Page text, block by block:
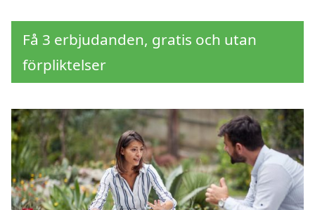
Få 3 erbjudanden, gratis och utan
förpliktelser